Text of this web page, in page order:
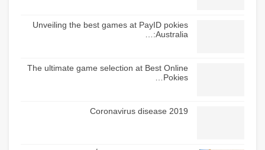
Unveiling the best games at PayID pokies
Australia:…
The ultimate game selection at Best Online
Pokies…
Coronavirus disease 2019